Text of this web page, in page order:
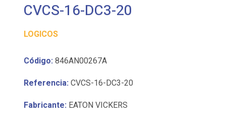
CVCS-16-DC3-20
LOGICOS
Código: 846AN00267A
Referencia: CVCS-16-DC3-20
Fabricante: EATON VICKERS